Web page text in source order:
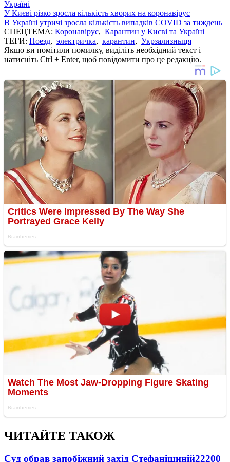
Україні
У Києві різко зросла кількість хворих на коронавірус
В Україні утричі зросла кількість випадків COVID за тиждень
СПЕЦТЕМА: Коронавірус, Карантин у Києві та Україні
ТЕГИ: Поезд, электричка, карантин, Укрзализныця
Якщо ви помітили помилку, виділіть необхідний текст і
натисніть Ctrl + Enter, щоб повідомити про це редакцію.
ЧИТАЙТЕ ТАКОЖ
Суд обрав запобіжний захід Стефанішиній22200